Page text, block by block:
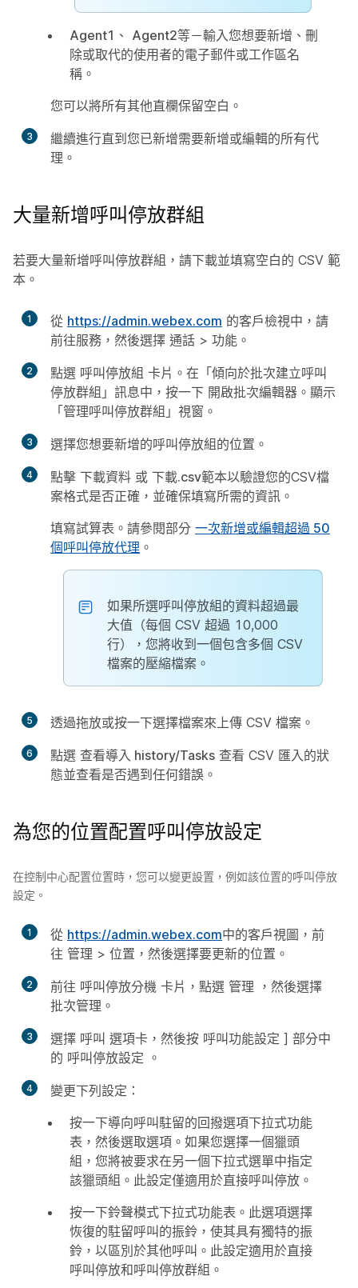
Agent1 、 Agent2等－輸入您想要新增、刪
除或取代的使用者的電子郵件或工作區名
稱。
您可以將所有其他直欄保留空白。
3
繼續進行直到您已新增需要新增或編輯的所有代
理。
大量新增呼叫停放群組
若要大量新增呼叫停放群組，請下載並填寫空白的 CSV 範
本。
1 從 https://admin.webex.com 的客戶檢視中，請
前往服務 ，然後選擇 通話 > 功能 。
2 點選 呼叫停放組 卡片。在「傾向於批次建立呼叫
停放群組」訊息中，按一下 開啟批次編輯器 。顯示
「管理呼叫停放群組」視窗。
3 選擇您想要新增的呼叫停放組的位置。
4 點擊 下載資料 或 下載.csv範本以驗證您的CSV檔
案格式是否正確，並確保填寫所需的資訊。
填寫試算表。請參閱部分 一次新增或編輯超過 50
個呼叫停放代理 。
如果所選呼叫停放組的資料超過最
大值（每個 CSV 超過 10,000
行），您將收到一個包含多個 CSV
檔案的壓縮檔案。
5 透過拖放或按一下選擇檔案來上傳 CSV 檔案。
6 點選 查看導入 history/Tasks 查看 CSV 匯入的狀
態並查看是否遇到任何錯誤。
為您的位置配置呼叫停放設定
在控制中心配置位置時，您可以變更設置，例如該位置的呼叫停放
設定。
1 從 https://admin.webex.com中的客戶視圖，前
往 管理 > 位置 ，然後選擇要更新的位置。
2 前往 呼叫停放分機 卡片，點選 管理 ，然後選擇
批次管理 。
3 選擇 呼叫 選項卡，然後按 呼叫功能設定 ] 部分中
的 呼叫停放設定 。
4
變更下列設定：
按一下導向呼叫駐留的回撥選項下拉式功能
表，然後選取選項。如果您選擇一個獵頭
組，您將被要求在另一個下拉式選單中指定
該獵頭組。此設定僅適用於直接呼叫停放。
按一下鈴聲模式下拉式功能表。此選項選擇
恢復的駐留呼叫的振鈴，使其具有獨特的振
鈴，以區別於其他呼叫。此設定適用於直接
呼叫停放和呼叫停放群組。